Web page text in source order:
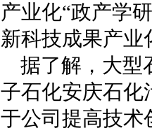
产业化“政产学
新科技成果产业
据了解，大型
子石化安庆石化
于公司提高技术